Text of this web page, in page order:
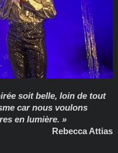
soit belle, loin de tout
car nous voulons
en lumière. »
Rebecca Attias